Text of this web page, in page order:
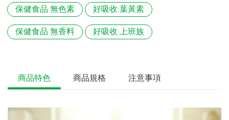
保健食品 無色素 好吸收 葉黃素
保健食品 無香料 好吸收 上班族
商品特色 商品規格 注意事項